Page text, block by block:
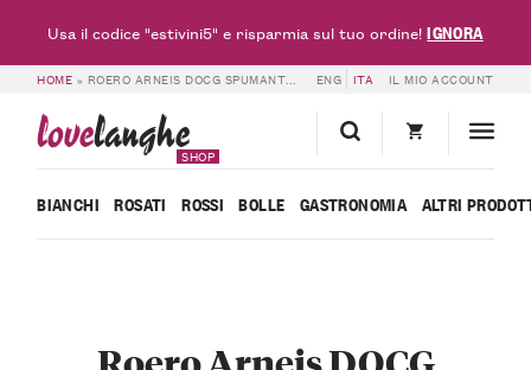
HOME » ROERO ARNEIS DOCG SPUMANTE EXTRA BRUT FOR YOU – DEMARIE (BOTTIGLIA) ENG ITA IL MIO ACCOUNT
lovelanghe
SHOP
BIANCHI ROSATI ROSSI BOLLE GASTRONOMIA ALTRI
Usa il codice "estivini5" e risparmia sul tuo ordine!IGNORA